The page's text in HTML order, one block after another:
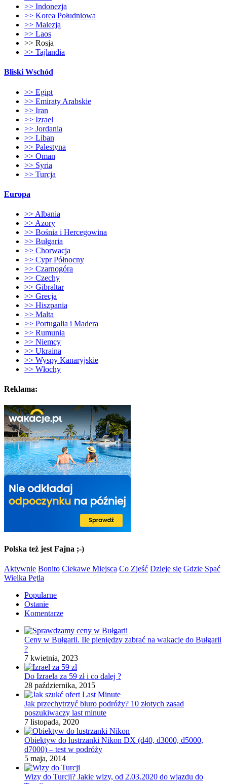
>> Indonezja
>> Korea Południowa
>> Malezja
>> Laos
>> Rosja
>> Tajlandia
Bliski Wschód
>> Egipt
>> Emiraty Arabskie
>> Iran
>> Izrael
>> Jordania
>> Liban
>> Palestyna
>> Oman
>> Syria
>> Turcja
Europa
>> Albania
>> Azory
>> Bośnia i Hercegowina
>> Bułgaria
>> Chorwacja
>> Cypr Północny
>> Czarnogóra
>> Czechy
>> Gibraltar
>> Grecja
>> Hiszpania
>> Malta
>> Portugalia i Madera
>> Rumunia
>> Niemcy
>> Ukraina
>> Wyspy Kanaryjskie
>> Włochy
Reklama:
Polska też jest Fajna ;-)
Aktywnie Bonito Ciekawe Miejsca Co Zjeść Dzieje się Gdzie Spać
Wielka Pętla
Popularne
Ostanie
Komentarze
Ceny w Bułgarii. Ile pieniędzy zabrać na wakacje do Bułgarii
?
7 kwietnia, 2023
Do Izraela za 59 zł i co dalej ?
28 października, 2015
Jak przechytrzyć biuro podróży? 10 złotych zasad
poszukiwaczy last minute
7 listopada, 2020
Obiektyw do lustrzanki Nikon DX (d40, d3000, d5000,
d7000) – test w podróży
5 maja, 2014
Wizy do Turcji? Jakie wizy, od 2.03.2020 do wjazdu do